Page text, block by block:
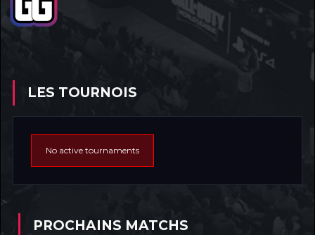
LES TOURNOIS
No active tournaments
PROCHAINS MATCHS